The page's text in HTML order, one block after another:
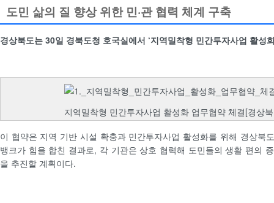
도민 삶의 질 향상 위한 민·관 협력 체계 구축
경상북도는 30일 경북도청 호국실에서 ‘지역밀착형 민간투자사업 활성
지역밀착형 민간투자사업 활성화 업무협약 체결[경상
이 협약은 지역 기반 시설 확충과 민간투자사업 활성화를 위해 경상북
뱅크가 힘을 합친 결과로, 각 기관은 상호 협력해 도민들의 생활 편의
을 추진할 계획이다.